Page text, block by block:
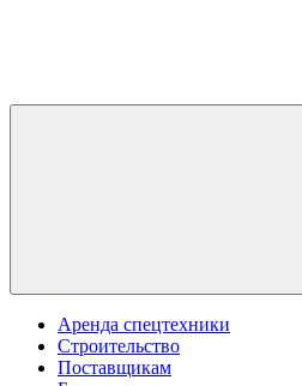
Аренда спецтехники
Строительство
Поставщикам